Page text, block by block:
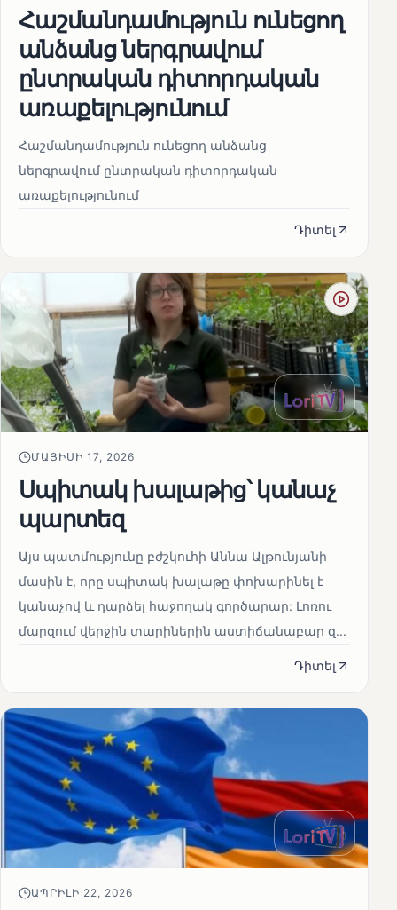
Հաշմանդամություն ունեցող
անձանց ներգրավում
ընտրական դիտորդական
առաքելությունում
Հաշմանդամություն ունեցող անձանց
ներգրավում ընտրական դիտորդական
առաքելությունում
Դիտել
ՄԱՅԻՍԻ 17, 2026
Սպիտակ խալաթից՝ կանաչ
պարտեզ
Այս պատմությունը բժշկուհի Աննա Ալթունյանի
մասին է, որը սպիտակ խալաթը փոխարինել է
կանաչով և դարձել հաջողակ գործարար: Լոռու
մարզում վերջին տարիներին աստիճանաբար զ...
Դիտել
ԱՊՐԻԼԻ 22, 2026